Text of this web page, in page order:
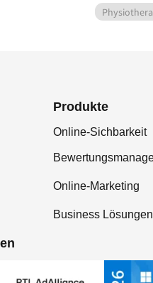
Produkte
Online-Sichbarkeit
Online-Marketing
Business Lösungen